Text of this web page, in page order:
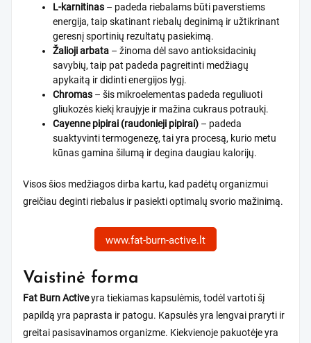
L-karnitinas – padeda riebalams būti paverstiems
energija, taip skatinant riebalų deginimą ir užtikrinant
geresnį sportinių rezultatų pasiekimą.
Žalioji arbata – žinoma dėl savo antioksidacinių
savybių, taip pat padeda pagreitinti medžiagų
apykaitą ir didinti energijos lygį.
Chromas – šis mikroelementas padeda reguliuoti
gliukozės kiekį kraujyje ir mažina cukraus potraukį.
Cayenne pipirai (raudonieji pipirai) – padeda
suaktyvinti termogenezę, tai yra procesą, kurio metu
kūnas gamina šilumą ir degina daugiau kalorijų.
Visos šios medžiagos dirba kartu, kad padėtų organizmui
greičiau deginti riebalus ir pasiekti optimalų svorio mažinimą.
www.fat-burn-active.lt
Vaistinė forma
Fat Burn Activeyra tiekiamas kapsulėmis, todėl vartoti šį
papildą yra paprasta ir patogu. Kapsulės yra lengvai praryti ir
greitai pasisavinamos organizme. Kiekvienoje pakuotėje yra